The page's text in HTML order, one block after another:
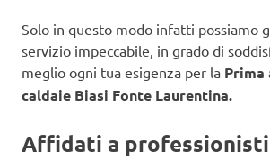
Solo in questo modo infatti possiamo
servizio impeccabile, in grado di
meglio ogni tua esigenza per la Prima
caldaie Biasi Fonte Laurentina.
Affidati a